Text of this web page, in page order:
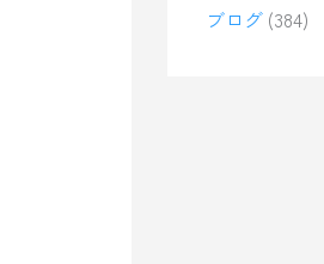
ブログ (384)